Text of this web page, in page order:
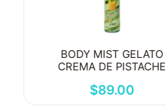
BODY MIST GELATO
CREMA DE PISTACHE
$89.00